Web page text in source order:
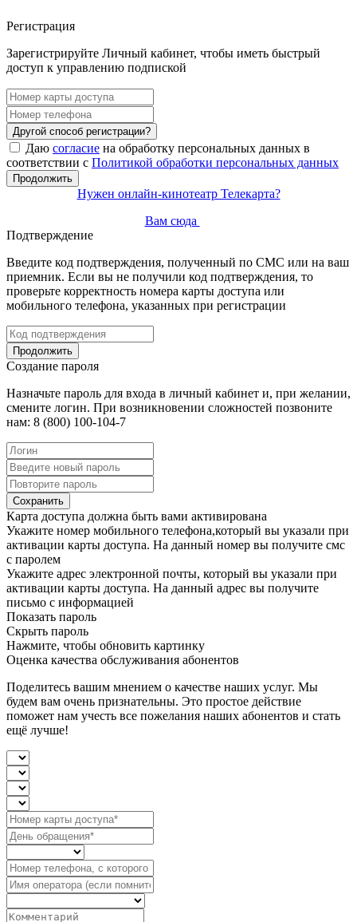
Регистрация
Зарегистрируйте Личный кабинет, чтобы иметь быстрый
доступ к управлению подпиской
Другой способ регистрации?
Даю согласие на обработку персональных данных в
соответствии с Политикой обработки персональных данных
Продолжить
Нужен онлайн-кинотеатр Телекарта?
Вам сюда
Подтверждение
Введите код подтверждения, полученный по СМС или на ваш
приемник. Если вы не получили код подтверждения, то
проверьте корректность номера карты доступа или
мобильного телефона, указанных при регистрации
Продолжить
Создание пароля
Назначьте пароль для входа в личный кабинет и, при желании,
смените логин. При возникновении сложностей позвоните
нам: 8 (800) 100-104-7
Сохранить
Карта доступа должна быть вами активирована
Укажите номер мобильного телефона,который вы указали при
активации карты доступа. На данный номер вы получите смс
с паролем
Укажите адрес электронной почты, который вы указали при
активации карты доступа. На данный адрес вы получите
письмо с информацией
Показать пароль
Скрыть пароль
Нажмите, чтобы обновить картинку
Оценка качества обслуживания абонентов
Поделитесь вашим мнением о качестве наших услуг. Мы
будем вам очень признательны. Это простое действие
поможет нам учесть все пожелания наших абонентов и стать
ещё лучше!